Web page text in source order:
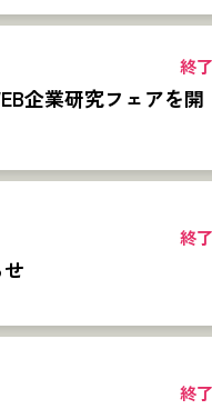
終了
企業研究フェアを開
終了
終了